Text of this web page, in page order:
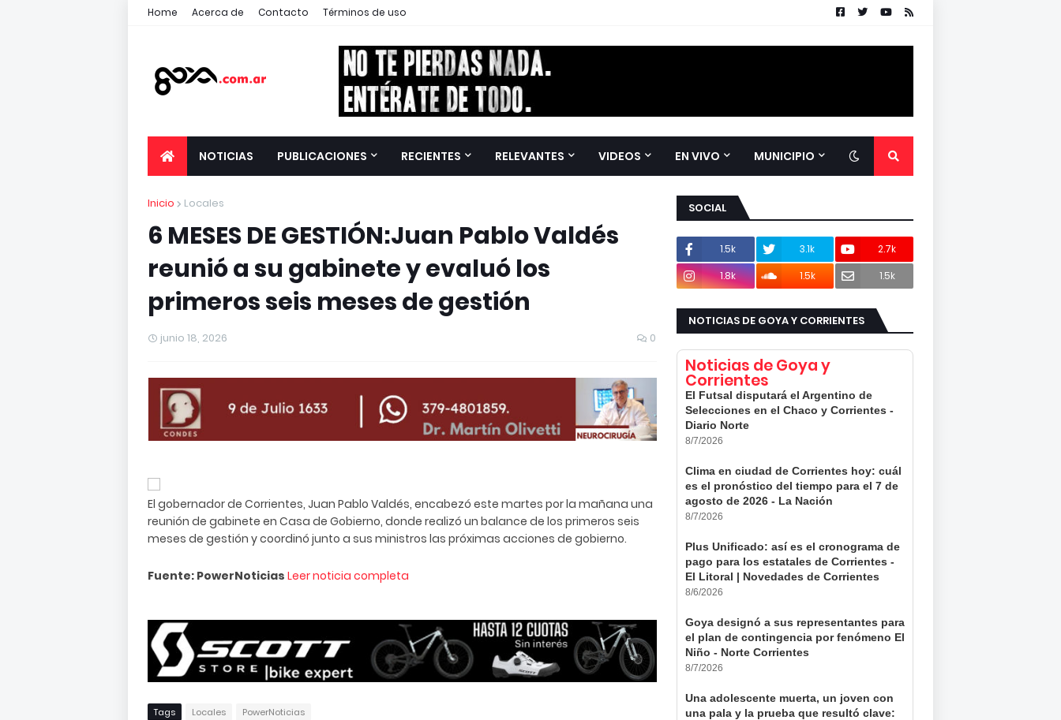
Home Acerca de Contacto Términos de uso
NOTICIAS PUBLICACIONES RECIENTES RELEVANTES VIDEOS EN VIVO MUNICIPIO
Inicio Locales
6 MESES DE GESTIÓN:Juan Pablo Valdés
reunió a su gabinete y evaluó los
primeros seis meses de gestión
junio 18, 2026 0
El gobernador de Corrientes, Juan Pablo Valdés, encabezó este martes por la mañana una
reunión de gabinete en Casa de Gobierno, donde realizó un balance de los primeros seis
meses de gestión y coordinó junto a sus ministros las próximas acciones de gobierno.
Fuente: PowerNoticias Leer noticia completa
Tags Locales PowerNoticias
SOCIAL
1.5k 3.1k
2.7k
1.8k
1.5k 1.5k
NOTICIAS DE GOYA Y CORRIENTES
Noticias de Goya y
Corrientes
El Futsal disputará el Argentino de
Selecciones en el Chaco y Corrientes -
Diario Norte
8/7/2026
Clima en ciudad de Corrientes hoy: cuál
es el pronóstico del tiempo para el 7 de
agosto de 2026 - La Nación
8/7/2026
Plus Unificado: así es el cronograma de
pago para los estatales de Corrientes -
El Litoral | Novedades de Corrientes
8/6/2026
Goya designó a sus representantes para
el plan de contingencia por fenómeno El
Niño - Norte Corrientes
8/7/2026
Una adolescente muerta, un joven con
una pala y la prueba que resultó clave: